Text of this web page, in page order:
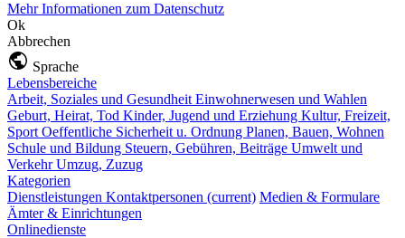
Mehr Informationen zum Datenschutz
Ok
Abbrechen
Sprache
Lebensbereiche
Arbeit, Soziales und Gesundheit Einwohnerwesen und Wahlen
Geburt, Heirat, Tod Kinder, Jugend und Erziehung Kultur, Freizeit,
Sport Oeffentliche Sicherheit u. Ordnung Planen, Bauen, Wohnen
Schule und Bildung Steuern, Gebühren, Beiträge Umwelt und
VerkehrUmzug, Zuzug
Kategorien
Dienstleistungen Kontaktpersonen (current) Medien & Formulare
Ämter & Einrichtungen
Onlinedienste